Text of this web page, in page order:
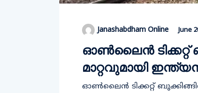
Janashabdham Online June
ഓൺലൈൻ
മാറ്റവുമായി
ഓൺലൈൻ ടിക്കറ്റ്​